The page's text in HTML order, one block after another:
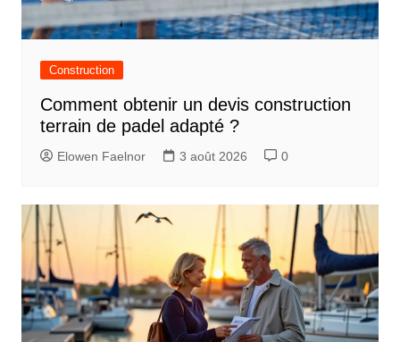
Construction
Comment obtenir un devis construction
terrain de padel adapté ?
Elowen Faelnor 3 août 2026 0